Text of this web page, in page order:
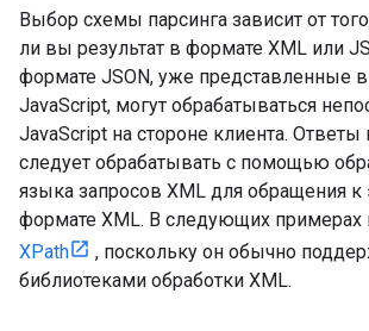
Выбор схемы парсинга зависит от
ли вы результат в формате XML или
формате JSON, уже представленные
JavaScript, могут обрабатываться
JavaScript на стороне клиента.
следует обрабатывать с помощью
языка запросов XML для обращения
формате XML. В следующих
XPath
, поскольку он обычно
библиотеками обработки XML.